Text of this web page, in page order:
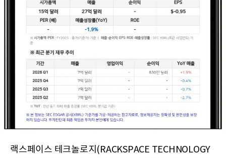
랙스페이스 테크놀로지(RACKSPACE TECHNOLOGY